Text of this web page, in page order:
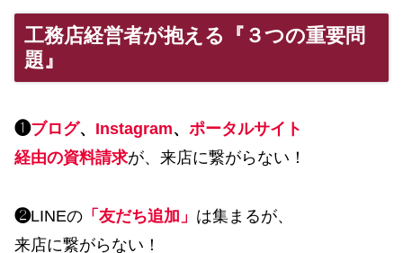
工務店経営者が抱える『３つの重要問
題』
❶ブログ、 Instagram、 ポータルサイト
経由の資料請求が、来店に繋がらない！
❷LINEの 「友だち追加 」 は集まるが、
来店に繋がらない！